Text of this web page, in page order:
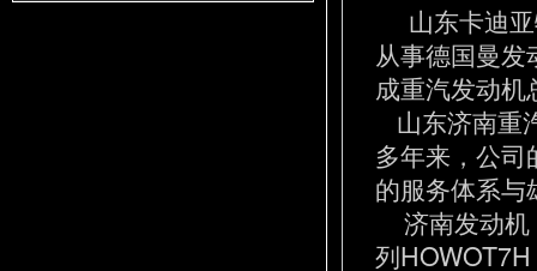
山东卡迪
从事德国曼
成重汽发动机
山东济南重
多年来，公
的服务体系
济南发动机
列